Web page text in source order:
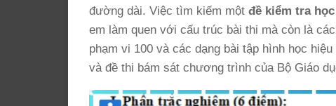
đường dài. Việc tìm kiếm một đề kiểm tra
em làm quen với cấu trúc bài thi mà còn là
phạm vi 100 và các dạng bài tập hình học
và đề thi bám sát chương trình của Bộ Giáo